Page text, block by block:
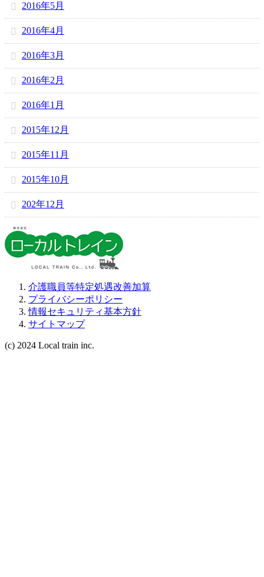
2016年5月
2016年4月
2016年3月
2016年2月
2016年1月
2015年12月
2015年11月
2015年10月
202年12月
介護職員等特定処遇改善加算
プライバシーポリシー
情報セキュリティ基本方針
サイトマップ
(c) 2024 Local train inc.